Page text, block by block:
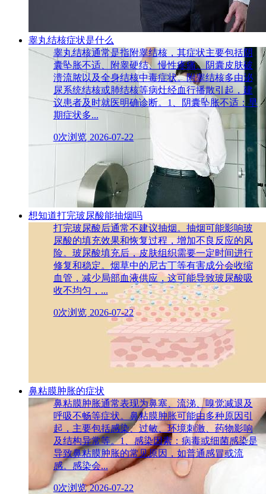
睾丸结核症状是什么
睾丸结核通常是指附睾结核，其症状主要包括阴
囊坠胀不适、附睾硬结、慢性疼痛、阴囊皮肤破
溃流脓以及全身结核中毒症状。附睾结核多由泌
尿系统结核或肺结核等病灶经血行播散引起，建
议患者及时就医明确诊断。1、阴囊坠胀不适：早
期症状多...
0次浏览 2026-07-22
想知道打完玻尿酸能抽烟吗
打完玻尿酸后通常不建议抽烟。抽烟可能影响玻
尿酸的填充效果和恢复过程，增加不良反应的风
险。玻尿酸填充后，皮肤组织需要一定时间进行
修复和稳定。烟草中的尼古丁等有害成分会收缩
血管，减少局部血液供应，这可能导致玻尿酸吸
收不均匀，...
0次浏览 2026-07-22
鼻粘膜肿胀的症状
鼻粘膜肿胀通常表现为鼻塞、流涕、嗅觉减退及
呼吸不畅等症状。鼻粘膜肿胀可能由多种原因引
起，主要包括感染、过敏、环境刺激、药物影响
及结构异常等。1、感染因素：病毒或细菌感染是
导致鼻粘膜肿胀的常见原因，如普通感冒或流
感。感染会...
0次浏览 2026-07-22